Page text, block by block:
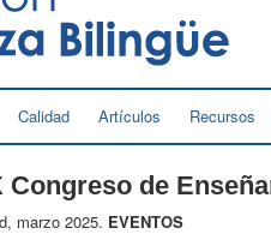
Calidad Artículos Recursos
Congreso de
marzo 2025. EVENTOS